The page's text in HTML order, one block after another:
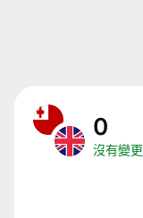
0
沒有變更